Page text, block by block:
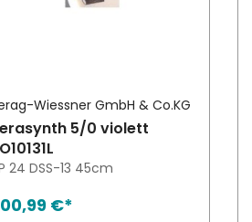
Wiessner GmbH & Co.KG
5/0 violett
24 DSS-13 45cm
€*